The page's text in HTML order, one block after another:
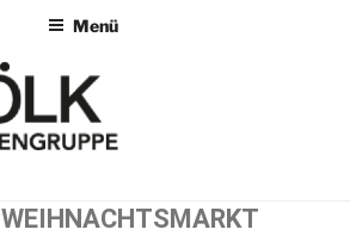
Menü
WEIHNACHTSMARKT